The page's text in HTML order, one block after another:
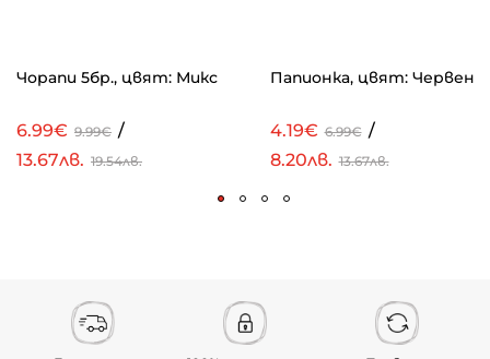
Чорапи 5бр., цвят: Микс
6.99€ 9.99€ /
13.67лв. 19.54лв.
Папионка, цвят: Червен
4.19€ 6.99€ /
8.20лв. 13.67лв.